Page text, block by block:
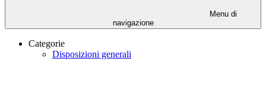
Menu di
navigazione
Categorie
Disposizioni generali